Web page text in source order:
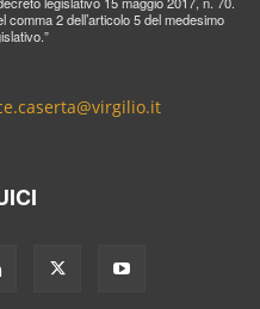
2 dell’articolo 5 del medesimo